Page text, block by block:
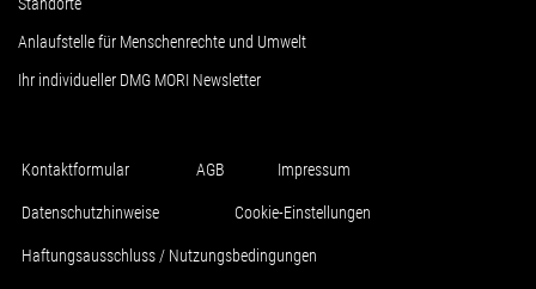
Standorte
Anlaufstelle für Menschenrechte und Umwelt
Ihr individueller DMG MORI Newsletter
Kontaktformular AGB Impressum
Datenschutzhinweise Cookie-Einstellungen
Haftungsausschluss / Nutzungsbedingungen